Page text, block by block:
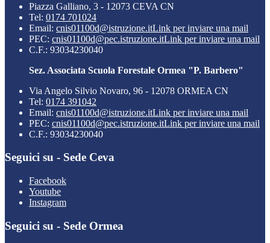
Piazza Galliano, 3 - 12073 CEVA CN
Tel: 0174 701024
Email: cnis01100d@istruzione.itLink per inviare una mail
PEC: cnis01100d@pec.istruzione.itLink per inviare una mail
C.F.: 93034230040
Sez. Associata Scuola Forestale Ormea "P. Barbero"
Via Angelo Silvio Novaro, 96 - 12078 ORMEA CN
Tel: 0174 391042
Email: cnis01100d@istruzione.itLink per inviare una mail
PEC: cnis01100d@pec.istruzione.itLink per inviare una mail
C.F.: 93034230040
Seguici su - Sede Ceva
Facebook
Youtube
Instagram
Seguici su - Sede Ormea